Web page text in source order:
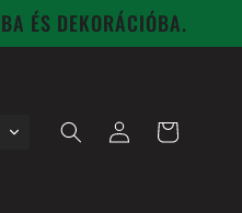
ÉS DEKORÁCIÓBA.
Bejelentkezés
Kosár